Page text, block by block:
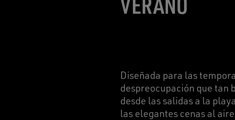
Diseñada para las
despreocupación que tan
desde las salidas a la
las elegantes cenas al